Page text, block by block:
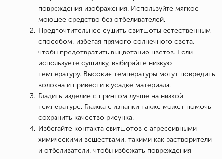
повреждения изображения. Используйте мягкое
моющее средство без отбеливателей.
Предпочтительнее сушить свитшоты естественным
способом, избегая прямого солнечного света,
чтобы предотвратить выцветание цветов. Если
используете сушилку, выбирайте низкую
температуру. Высокие температуры могут повредить
волокна и привести к усадке материала.
Гладить изделие с принтом лучше на низкой
температуре. Глажка с изнанки также может помочь
сохранить качество рисунка.
Избегайте контакта свитшотов с агрессивными
химическими веществами, такими как растворители
и отбеливатели, чтобы избежать повреждения